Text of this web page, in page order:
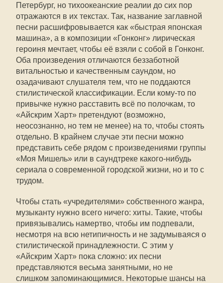
Петербург, но тихоокеанские реалии до сих пор
отражаются в их текстах. Так, название заглавной
песни расшифровывается как «быстрая японская
машина», а в композиции «Гонконг» лирическая
героиня мечтает, чтобы её взяли с собой в Гонконг.
Оба произведения отличаются беззаботной
витальностью и качественным саундом, но
озадачивают слушателя тем, что не поддаются
стилистической классификации. Если кому-то по
привычке нужно расставить всё по полочкам, то
«Айскрим Харт» претендуют (возможно,
неосознанно, но тем не менее) на то, чтобы стоять
отдельно. В крайнем случае эти песни можно
представить себе рядом с произведениями группы
«Моя Мишель» или в саундтреке какого-нибудь
сериала о современной городской жизни, но и то с
трудом.
Чтобы стать «учредителями» собственного жанра,
музыканту нужно всего ничего: хиты. Такие, чтобы
привязывались намертво, чтобы им подпевали,
несмотря на всю нетипичность и не задумываяся о
стилистической принадлежности. С этим у
«Айскрим Харт» пока сложно: их песни
представляются весьма занятными, но не
слишком запоминающимися. Некоторые шансы на